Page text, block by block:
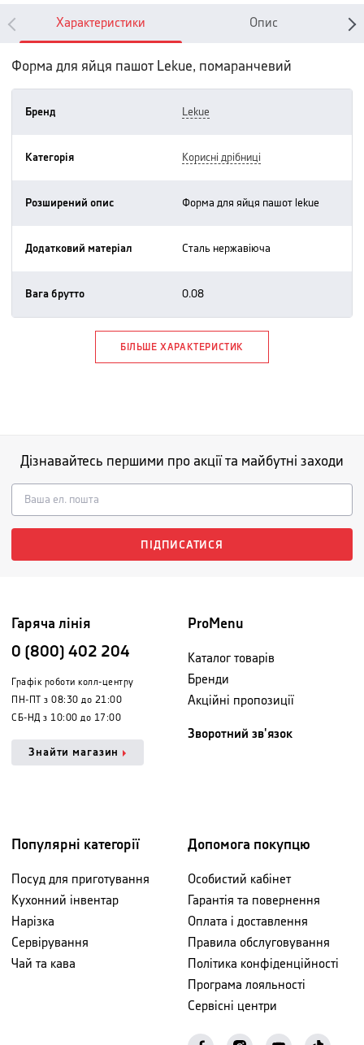
Характеристики Опис
Форма для яйця пашот Lekue, помаранчевий
Бренд lekue
Категорія корисні дрібниці
Розширений опис форма для яйця пашот lekue
Додатковий матеріал сталь нержавіюча
Вага брутто 0.08
БІЛЬШЕ ХАРАКТЕРИСТИК
Дізнавайтесь першими про акції та майбутні заходи
ПІДПИСАТИСЯ
Гаряча лінія
0 (800) 402 204
Графік роботи колл-центру
ПН-ПТ з 08:30 до 21:00
СБ-НД з 10:00 до 17:00
Знайти магазин
ProMenu
Каталог товарів
Бренди
Акційні пропозиції
Зворотний зв'язок
Популярні категорії
Посуд для приготування
Кухонний інвентар
Нарізка
Сервірування
Чай та кава
Допомога покупцю
Особистий кабінет
Гарантія та повернення
Оплата і доставлення
Правила обслуговування
Політика конфіденційності
Програма лояльності
Сервісні центри